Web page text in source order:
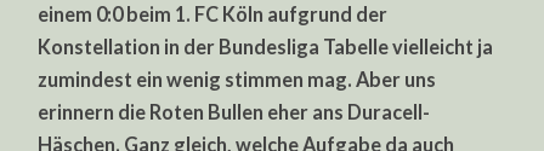
VS.
1.
FC
UNION
BERLIN
einem 0:0 beim 1. FC Köln aufgrund der
Konstellation in der Bundesliga Tabelle vielleicht ja
zumindest ein wenig stimmen mag. Aber uns
erinnern die Roten Bullen eher ans Duracell-
Häschen. Ganz gleich, welche Aufgabe da auch